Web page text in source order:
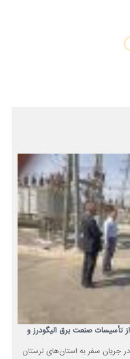
تأسیسات صنعت برق الیگودرز و
جریان سفر به استان‌های لرستان